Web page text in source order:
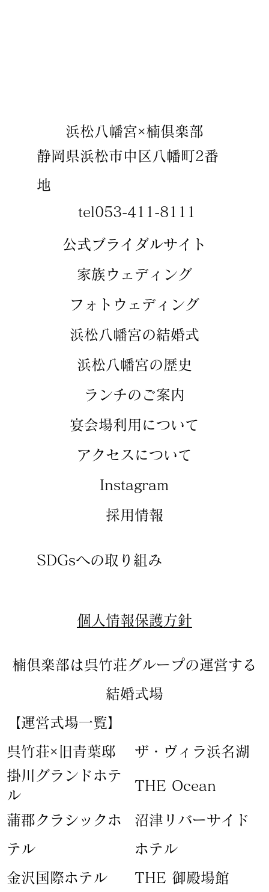
​​公式ブライダルサイト
​家族ウェディング
​フォトウェディング
​浜松八幡宮の結婚式
​浜松八幡宮の歴史
​ランチのご案内
​宴会場利用について
アクセスについて
​Instagram
​個人情報保護方針
​浜松八幡宮×楠倶楽部
静岡県浜松市中区八幡町2番
地
tel053-411-8111
SDGsへの取り組み
​採用情報
【運営式場一覧】
​呉竹荘×旧青葉邸
ザ・ヴィラ浜名湖
​掛川グランドホテ
ル
​THE Ocean
蒲郡クラシックホ
テル
​沼津リバーサイド
ホテル
​金沢国際ホテル
​THE 御殿場館
楠倶楽部は呉竹荘グループの運営する
結婚式場